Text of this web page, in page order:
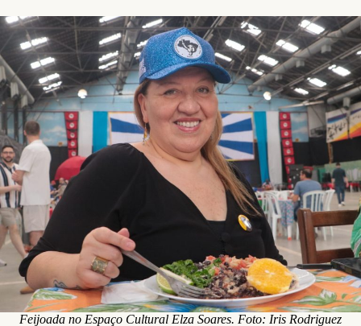
Feijoada no Espaço Cultural Elza Soares. Foto: Iris Rodriguez